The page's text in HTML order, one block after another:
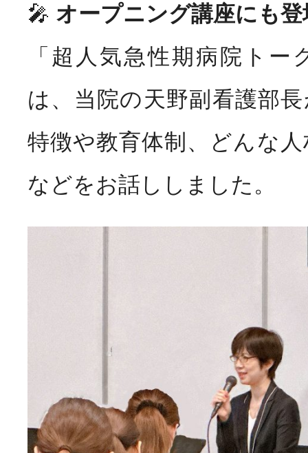
🎤 オープニング講座にも
「超人気急性期病院ト
は、当院の天野副看護部
特徴や教育体制、どんな
などをお話ししました。